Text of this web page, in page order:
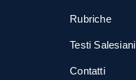
Rubriche
Testi Salesiani
Contatti